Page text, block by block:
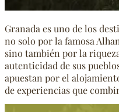
Granada es uno de los
no solo por la famosa
sino también por la
autenticidad de sus
apuestan por el
de experiencias que